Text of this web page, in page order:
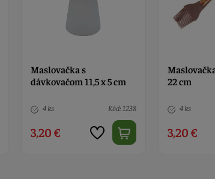
Maslovačka s
dávkovačom 11,5 x 5 cm
4 ks Kód: 1238
3,20 €
22 cm
4 ks
3,20 €